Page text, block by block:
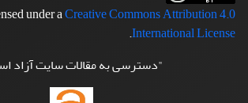
under aCreative Commons Attribution 4.0
International License
.
"دسترسی به مقالات سایت آزاد